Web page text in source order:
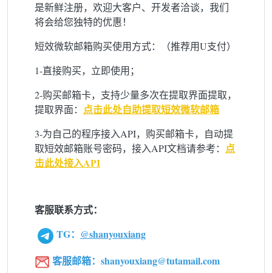
是新鲜注册，欢迎大客户、开发者洽谈，我们
将会给您独特的优惠！
短效微软邮箱购买使用方式：（推荐用U支付）
1-直接购买，立即使用；
2-购买邮箱卡，支持少量多次在提取界面提取，
提取界面： 点击此处自助提取短效微软邮箱
3-为自己的程序接入API，购买邮箱卡，自动提
取短效邮箱账号密码，接入API文档请参考： 点
击此处接入API
客服联系方式：
TG： @shanyouxiang
客服邮箱：shanyouxiang@tutamail.com